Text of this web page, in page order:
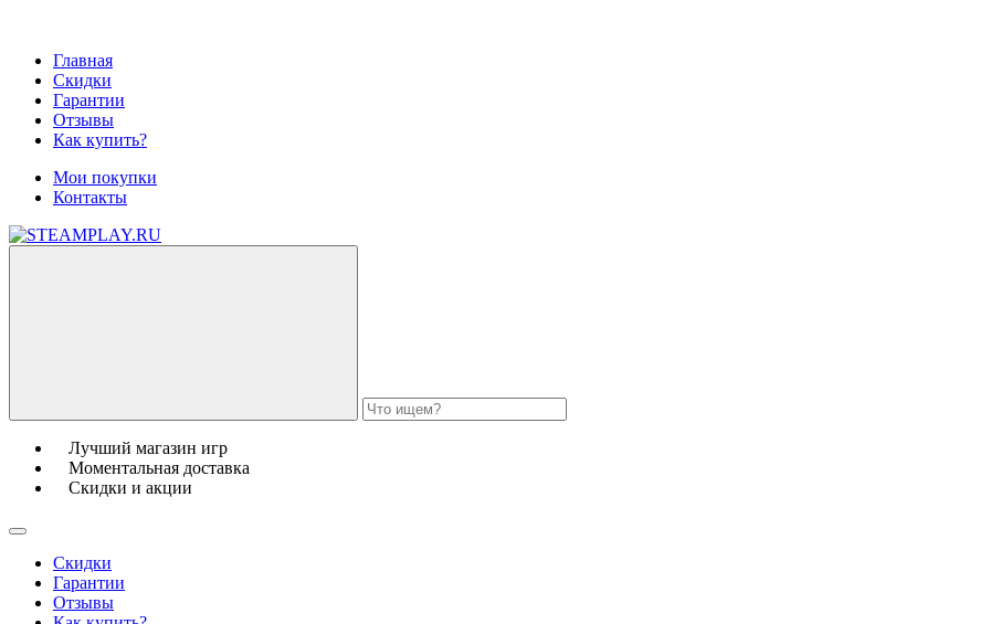
Главная
Скидки
Гарантии
Отзывы
Как купить?
Мои покупки
Контакты
Лучший магазин игр
Моментальная доставка
Скидки и акции
Скидки
Гарантии
Отзывы